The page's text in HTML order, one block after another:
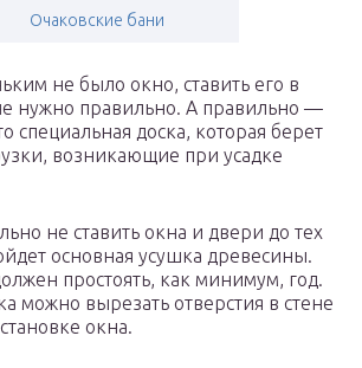
Очаковские бани
не было окно, ставить его в
нужно правильно. А правильно —
специальная доска, которая берет
возникающие при усадке
не ставить окна и двери до тех
основная усушка древесины.
простоять, как минимум, год.
можно вырезать отверстия в стене
окна.